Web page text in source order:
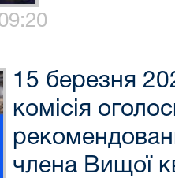
15 березня
комісія
члена Вищої